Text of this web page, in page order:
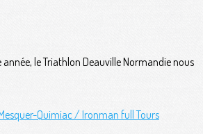
le Triathlon Deauville Normandie nous